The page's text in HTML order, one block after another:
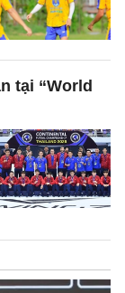
tại “World